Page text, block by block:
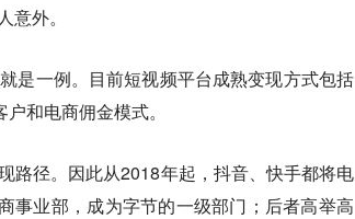
外。
是一例。目前短视频平台成熟变现方式包括
和电商佣金模式。
路径。因此从2018年起，抖音、快手都将电
事业部，成为字节的一级部门；后者高举高